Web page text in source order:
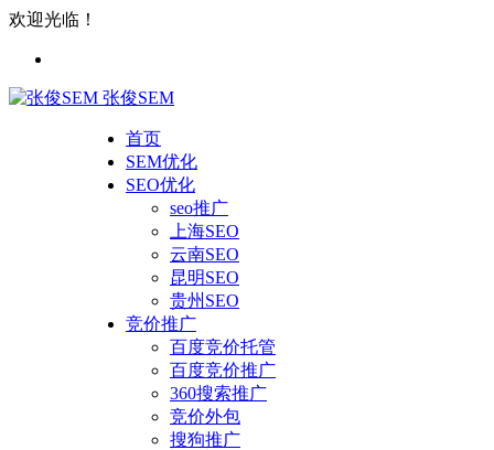
欢迎光临！
张俊SEM
首页
SEM优化
SEO优化
seo推广
上海SEO
云南SEO
昆明SEO
贵州SEO
竞价推广
百度竞价托管
百度竞价推广
360搜索推广
竞价外包
搜狗推广